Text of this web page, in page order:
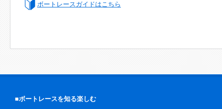
ボートレースガイドはこちら
■ボートレースを知る楽しむ